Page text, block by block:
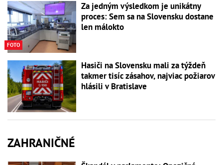
FOTO
Za jedným výsledkom je unikátny
proces: Sem sa na Slovensku dostane
len málokto
Hasiči na Slovensku mali za týždeň
takmer tisíc zásahov, najviac požiarov
hlásili v Bratislave
ZAHRANIČNÉ